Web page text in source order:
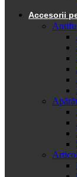
Accesorii